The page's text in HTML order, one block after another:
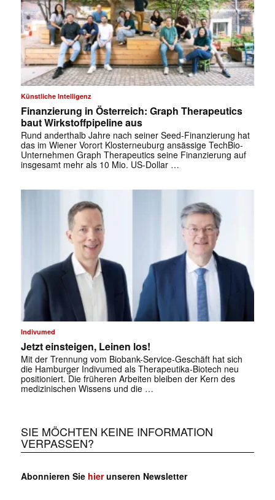
✕
Künstliche Intelligenz
Finanzierung in Österreich: Graph Therapeutics
baut Wirkstoffpipeline aus
Rund anderthalb Jahre nach seiner Seed-Finanzierung hat
das im Wiener Vorort Klosterneuburg ansässige TechBio-
Unternehmen Graph Therapeutics seine Finanzierung auf
insgesamt mehr als 10 Mio. US-Dollar …
Indivumed
Jetzt einsteigen, Leinen los!
Mit der Trennung vom Biobank-Service-Geschäft hat sich
die Hamburger Indivumed als Therapeutika-Biotech neu
positioniert. Die früheren ­Arbeiten bleiben der Kern des
medizinischen Wissens und die …
SIE MÖCHTEN KEINE INFORMATION
VERPASSEN?
Abonnieren Sie hierunseren Newsletter